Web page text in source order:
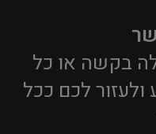
בקשה או כל
לכם ככל